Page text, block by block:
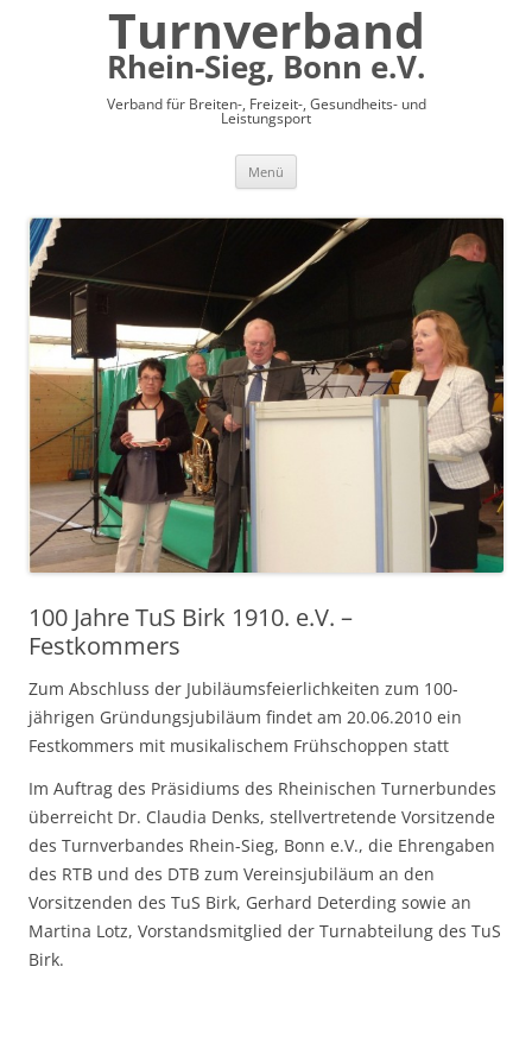
Turnverband
Rhein-Sieg, Bonn e.V.
Verband für Breiten-, Freizeit-, Gesundheits- und
Leistungsport
Menü
100 Jahre TuS Birk 1910. e.V. –
Festkommers
Zum Abschluss der Jubiläumsfeierlichkeiten zum 100-
jährigen Gründungsjubiläum findet am 20.06.2010 ein
Festkommers mit musikalischem Frühschoppen statt
Im Auftrag des Präsidiums des Rheinischen Turnerbundes
überreicht Dr. Claudia Denks, stellvertretende Vorsitzende
des Turnverbandes Rhein-Sieg, Bonn e.V., die Ehrengaben
des RTB und des DTB zum Vereinsjubiläum an den
Vorsitzenden des TuS Birk, Gerhard Deterding sowie an
Martina Lotz, Vorstandsmitglied der Turnabteilung des TuS
Birk.